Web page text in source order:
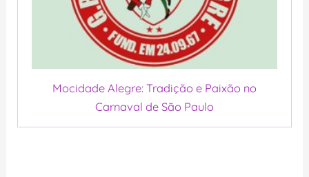
Mocidade Alegre: Tradição e Paixão no
Carnaval de São Paulo